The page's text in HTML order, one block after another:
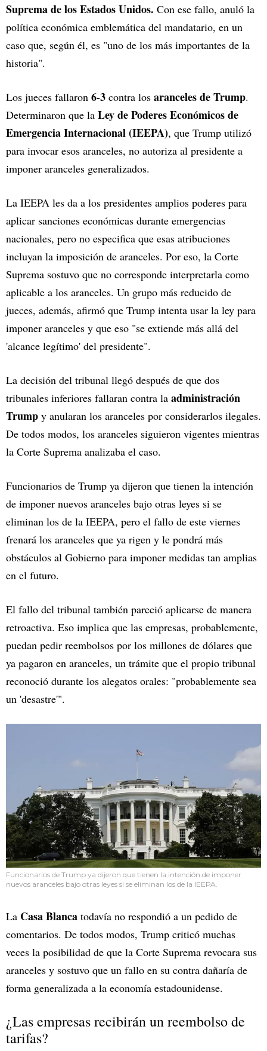
Suprema de los Estados Unidos. Con ese fallo, anuló la
política económica emblemática del mandatario, en un
caso que, según él, es "uno de los más importantes de la
historia".
Los jueces fallaron 6-3 contra los aranceles de Trump.
Determinaron que la Ley de Poderes Económicos de
Emergencia Internacional (IEEPA), que Trump utilizó
para invocar esos aranceles, no autoriza al presidente a
imponer aranceles generalizados.
La IEEPA les da a los presidentes amplios poderes para
aplicar sanciones económicas durante emergencias
nacionales, pero no especifica que esas atribuciones
incluyan la imposición de aranceles. Por eso, la Corte
Suprema sostuvo que no corresponde interpretarla como
aplicable a los aranceles. Un grupo más reducido de
jueces, además, afirmó que Trump intenta usar la ley para
imponer aranceles y que eso "se extiende más allá del
'alcance legítimo' del presidente".
La decisión del tribunal llegó después de que dos
tribunales inferiores fallaran contra la administración
Trump y anularan los aranceles por considerarlos ilegales.
De todos modos, los aranceles siguieron vigentes mientras
la Corte Suprema analizaba el caso.
Funcionarios de Trump ya dijeron que tienen la intención
de imponer nuevos aranceles bajo otras leyes si se
eliminan los de la IEEPA, pero el fallo de este viernes
frenará los aranceles que ya rigen y le pondrá más
obstáculos al Gobierno para imponer medidas tan amplias
en el futuro.
El fallo del tribunal también pareció aplicarse de manera
retroactiva. Eso implica que las empresas, probablemente,
puedan pedir reembolsos por los millones de dólares que
ya pagaron en aranceles, un trámite que el propio tribunal
reconoció durante los alegatos orales: "probablemente sea
un 'desastre'".
Funcionarios de Trump ya dijeron que tienen la intención de imponer
nuevos aranceles bajo otras leyes si se eliminan los de la IEEPA.
La Casa Blanca todavía no respondió a un pedido de
comentarios. De todos modos, Trump criticó muchas
veces la posibilidad de que la Corte Suprema revocara sus
aranceles y sostuvo que un fallo en su contra dañaría de
forma generalizada a la economía estadounidense.
¿Las empresas recibirán un reembolso de
tarifas?